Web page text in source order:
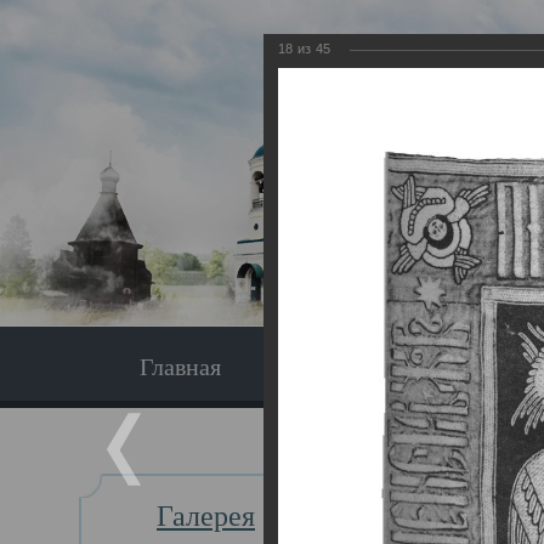
Главная Экскурсия
Галерея
Главная
18 из 45